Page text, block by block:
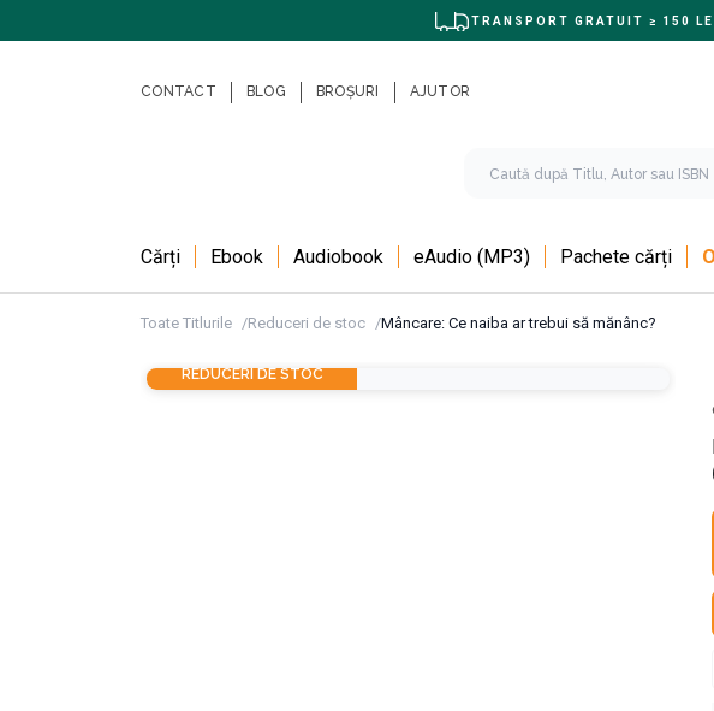
TRANSPORT GRATUIT ≥ 150 LEI
CONTACT BLOG BROȘURI AJUTOR
Cărți Ebook Audiobook eAudio (MP3) Pachete cărți
Toate Titlurile Reduceri de stoc Mâncare: Ce naiba ar trebui să mănânc?
REDUCERI DE STOC